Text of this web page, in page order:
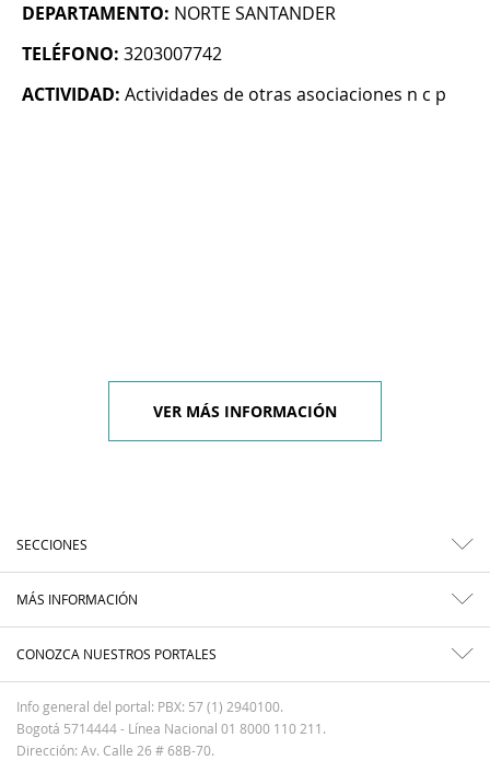
DEPARTAMENTO: NORTE SANTANDER
TELÉFONO: 3203007742
ACTIVIDAD: Actividades de otras asociaciones n c p
VER MÁS INFORMACIÓN
SECCIONES
MÁS INFORMACIÓN
CONOZCA NUESTROS PORTALES
Info general del portal: PBX: 57 (1) 2940100.
Bogotá 5714444 - Línea Nacional 01 8000 110 211.
Dirección: Av. Calle 26 # 68B-70.